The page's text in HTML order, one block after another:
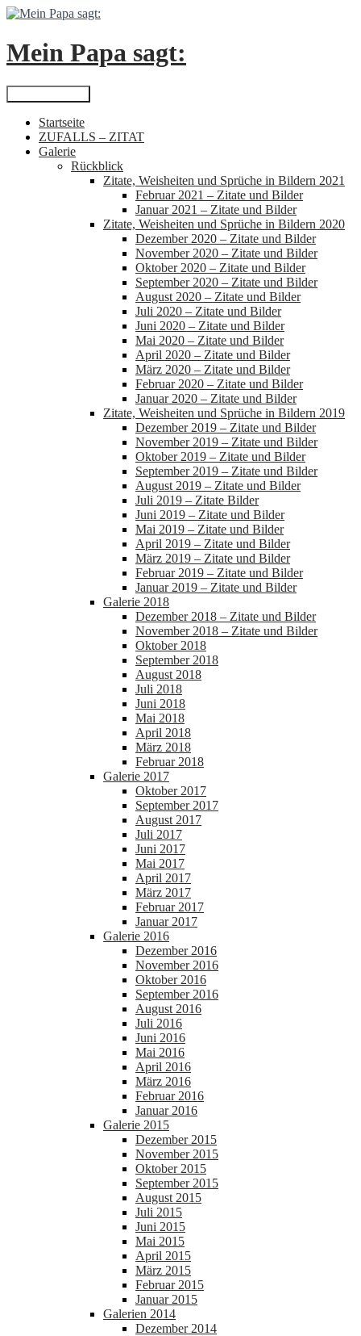
Zum
springen
Mein Papa sagt:
Suchen
Startseite
ZUFALLS – ZITAT
Galerie
Rückblick
Zitate, Weisheiten und Sprüche in Bildern 2021
Februar 2021 – Zitate und Bilder
Januar 2021 – Zitate und Bilder
Zitate, Weisheiten und Sprüche in Bildern 2020
Dezember 2020 – Zitate und Bilder
November 2020 – Zitate und Bilder
Oktober 2020 – Zitate und Bilder
September 2020 – Zitate und Bilder
August 2020 – Zitate und Bilder
Juli 2020 – Zitate und Bilder
Juni 2020 – Zitate und Bilder
Mai 2020 – Zitate und Bilder
April 2020 – Zitate und Bilder
März 2020 – Zitate und Bilder
Februar 2020 – Zitate und Bilder
Januar 2020 – Zitate und Bilder
Zitate, Weisheiten und Sprüche in Bildern 2019
Dezember 2019 – Zitate und Bilder
November 2019 – Zitate und Bilder
Oktober 2019 – Zitate und Bilder
September 2019 – Zitate und Bilder
August 2019 – Zitate und Bilder
Juli 2019 – Zitate Bilder
Juni 2019 – Zitate und Bilder
Mai 2019 – Zitate und Bilder
April 2019 – Zitate und Bilder
März 2019 – Zitate und Bilder
Februar 2019 – Zitate und Bilder
Januar 2019 – Zitate und Bilder
Galerie 2018
Dezember 2018 – Zitate und Bilder
November 2018 – Zitate und Bilder
Oktober 2018
September 2018
August 2018
Juli 2018
Juni 2018
Mai 2018
April 2018
März 2018
Februar 2018
Galerie 2017
Oktober 2017
September 2017
August 2017
Juli 2017
Juni 2017
Mai 2017
April 2017
März 2017
Februar 2017
Januar 2017
Galerie 2016
Dezember 2016
November 2016
Oktober 2016
September 2016
August 2016
Juli 2016
Juni 2016
Mai 2016
April 2016
März 2016
Februar 2016
Januar 2016
Galerie 2015
Dezember 2015
November 2015
Oktober 2015
September 2015
August 2015
Juli 2015
Juni 2015
Mai 2015
April 2015
März 2015
Februar 2015
Januar 2015
Galerien 2014
Dezember 2014